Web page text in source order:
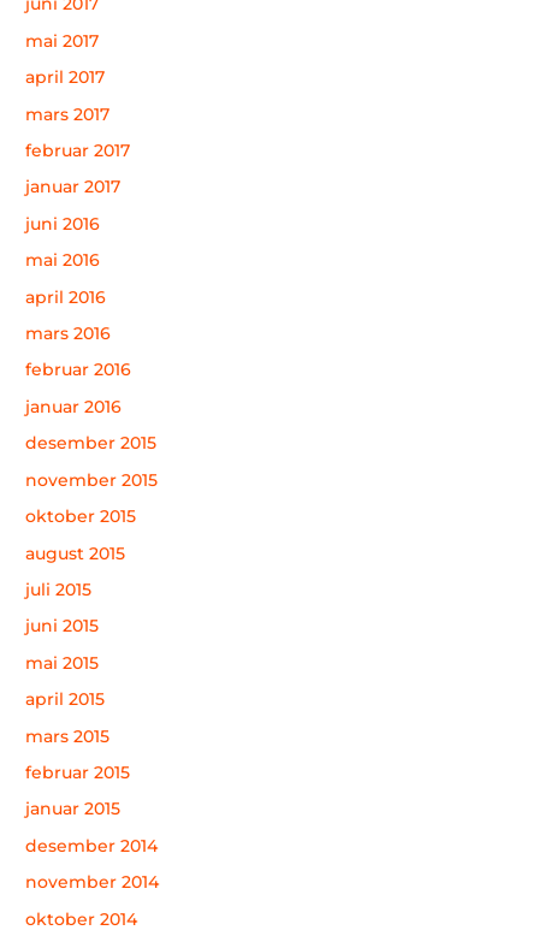
juni 2017
mai 2017
april 2017
mars 2017
februar 2017
januar 2017
juni 2016
mai 2016
april 2016
mars 2016
februar 2016
januar 2016
desember 2015
november 2015
oktober 2015
august 2015
juli 2015
juni 2015
mai 2015
april 2015
mars 2015
februar 2015
januar 2015
desember 2014
november 2014
oktober 2014